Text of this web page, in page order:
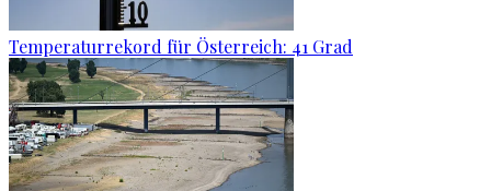
Temperaturrekord für Österreich: 41 Grad